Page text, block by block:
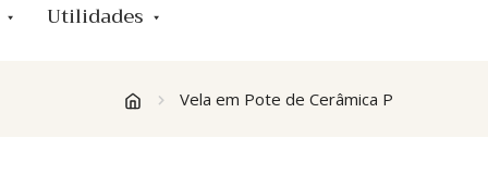
Utilidades
Vela em Pote de Cerâmica P